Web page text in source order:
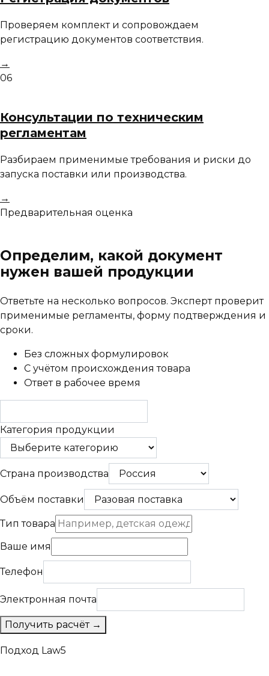
Проверяем комплект и сопровождаем
регистрацию документов соответствия.
→
06
Консультации по техническим
регламентам
Разбираем применимые требования и риски до
запуска поставки или производства.
→
Предварительная оценка
Определим, какой документ
нужен вашей продукции
Ответьте на несколько вопросов. Эксперт проверит
применимые регламенты, форму подтверждения и
сроки.
Без сложных формулировок
С учётом происхождения товара
Ответ в рабочее время
Категория продукции
Страна производства
Объём поставки
Тип товара
Ваше имя
Телефон
Электронная почта
Получить расчёт →
Подход Law5